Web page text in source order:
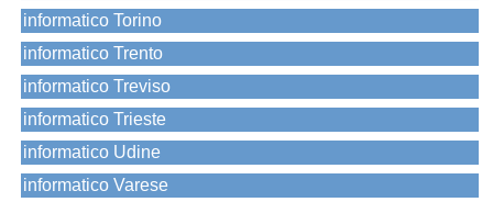
informatico Torino
informatico Trento
informatico Treviso
informatico Trieste
informatico Udine
informatico Varese